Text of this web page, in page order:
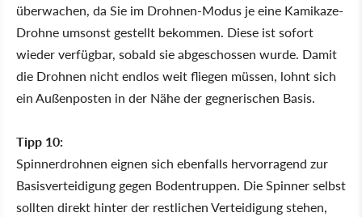
überwachen, da Sie im Drohnen-Modus je eine Kamikaze-
Drohne umsonst gestellt bekommen. Diese ist sofort
wieder verfügbar, sobald sie abgeschossen wurde. Damit
die Drohnen nicht endlos weit fliegen müssen, lohnt sich
ein Außenposten in der Nähe der gegnerischen Basis.
Tipp 10:
Spinnerdrohnen eignen sich ebenfalls hervorragend zur
Basisverteidigung gegen Bodentruppen. Die Spinner selbst
sollten direkt hinter der restlichen Verteidigung stehen,